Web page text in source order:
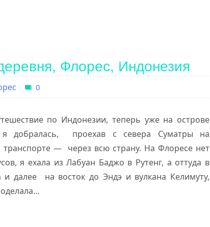
Флорес, Индонезия
0
по Индонезии, теперь уже на острове
я добралась, проехав с севера Суматры на
— через всю страну. На Флоресе нет
я ехала из Лабуан Баджо в Рутенг, а оттуда в
и далее на восток до Эндэ и вулкана Келимуту,